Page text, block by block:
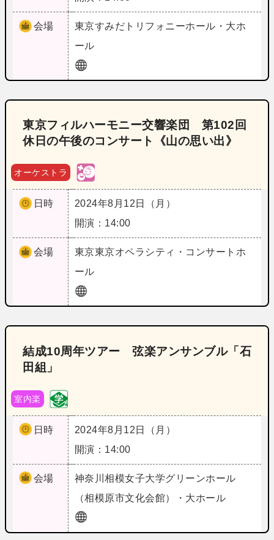
会場 東京すみだトリフォニーホール・大ホ
ール
東京フィルハーモニー交響楽団 第102回
休日の午後のコンサート《山の思い出》
オーケストラ
日時
2024年8月12日（月）
開演：14:00
会場 東京東京オペラシティ・コンサートホ
ール
結成10周年ツアー 弦楽アンサンブル「石
田組」
室内楽
日時
2024年8月12日（月）
開演：14:00
会場 神奈川相模女子大学グリーンホール
（相模原市文化会館）・大ホール